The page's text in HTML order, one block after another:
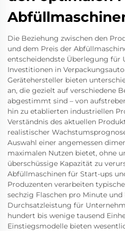
Die Beziehung zwischen den
und dem Preis der
entscheidendste Überlegung für
Investitionen in
Gerätehersteller bieten
an, die gezielt auf verschiedene
abgestimmt sind – von
hin zu etablierten industriellen
Verständnis des aktuellen
realistischer
Auswahl einer angemessen
maximalen Nutzen bietet, ohne
überschüssige Kapazität zu
Abfüllmaschinen für Start-ups
Produzenten verarbeiten
sechzig Flaschen pro Minute
Durchsatzleistung für
hundert bis wenige tausend
Einstiegsmodelle bieten